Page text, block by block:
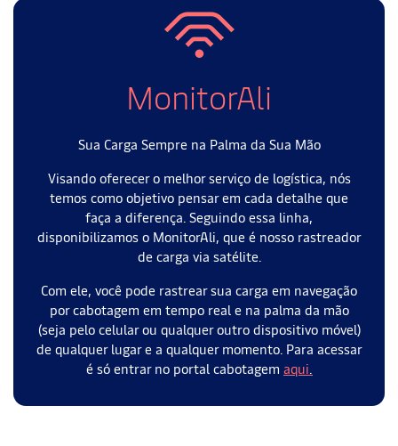
MonitorAli
Sua Carga Sempre na Palma da Sua Mão
Visando oferecer o melhor serviço de logística, nós
temos como objetivo pensar em cada detalhe que
faça a diferença. Seguindo essa linha,
disponibilizamos o MonitorAli, que é nosso rastreador
de carga via satélite.
Com ele, você pode rastrear sua carga em navegação
por cabotagem em tempo real e na palma da mão
(seja pelo celular ou qualquer outro dispositivo móvel)
de qualquer lugar e a qualquer momento. Para acessar
é só entrar no portal cabotagem aqui